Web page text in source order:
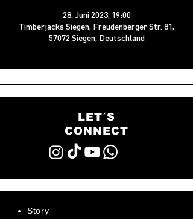
28. Juni 2023, 19:00
Timberjacks Siegen, Freudenberger Str. 81,
57072 Siegen, Deutschland
LET´S
CONNECT
Story